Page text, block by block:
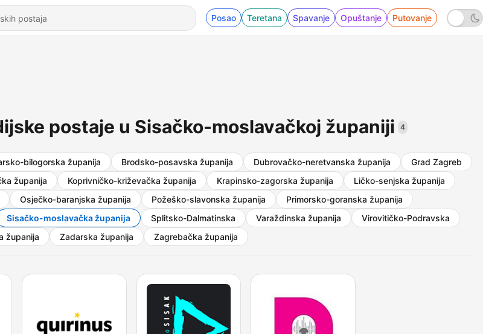
Posao Teretana Spavanje Opuštanje Putovanje
postaje u Sisačko-moslavačkoj županiji 4
bilogorska županija Brodsko-posavska županija Dubrovačko-neretvanska županija
Grad Zagreb
županija Koprivničko-križevačka županija Krapinsko-zagorska županija
Ličko-senjska županija
Osječko-baranjska županija Požeško-slavonska županija
Primorsko-goranska županija
Sisačko-moslavačka županija Splitsko-Dalmatinska Varaždinska županija
Virovitičko-Podravska
županija
Zadarska županija Zagrebačka županija